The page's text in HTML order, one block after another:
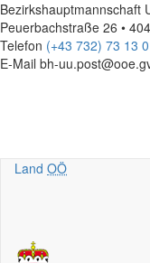
Bezirkshauptmannschaft
Peuerbachstraße 26 •
Telefon (+43 732) 73 13
E-Mail bh-
Land OÖ